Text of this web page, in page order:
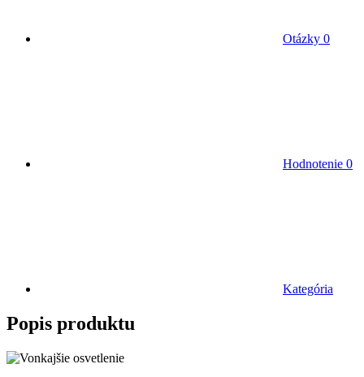
Otázky 0
Hodnotenie 0
Kategória
Popis produktu